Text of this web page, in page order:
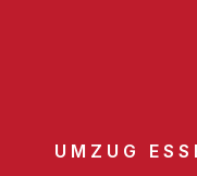
UMZUG